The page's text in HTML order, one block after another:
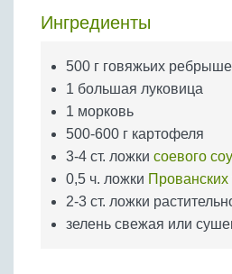
Яйца
Крупы
Ингредиенты
500 г говяжьих
1 большая луковица
1 морковь
500-600 г картофеля
3-4 ст. ложки соевого
0,5 ч. ложки Прованских
2-3 ст. ложки
зелень свежая или